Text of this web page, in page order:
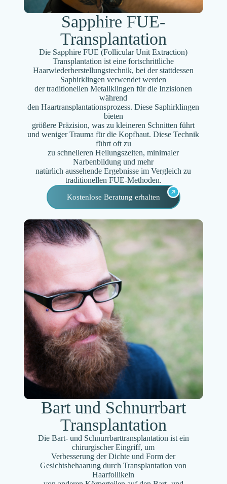
Sapphire FUE-
Transplantation
Die Sapphire FUE (Follicular Unit Extraction)
Transplantation ist eine fortschrittliche
Haarwiederherstellungstechnik, bei der stattdessen
Saphirklingen verwendet werden
der traditionellen Metallklingen für die Inzisionen
während
den Haartransplantationsprozess. Diese Saphirklingen
bieten
größere Präzision, was zu kleineren Schnitten führt
und weniger Trauma für die Kopfhaut. Diese Technik
führt oft zu
zu schnelleren Heilungszeiten, minimaler
Narbenbildung und mehr
natürlich aussehende Ergebnisse im Vergleich zu
traditionellen FUE-Methoden.
Kostenlose Beratung erhalten
Bart und Schnurrbart
Transplantation
Die Bart- und Schnurrbarttransplantation ist ein
chirurgischer Eingriff, um
Verbesserung der Dichte und Form der
Gesichtsbehaarung durch Transplantation von
Haarfollikeln